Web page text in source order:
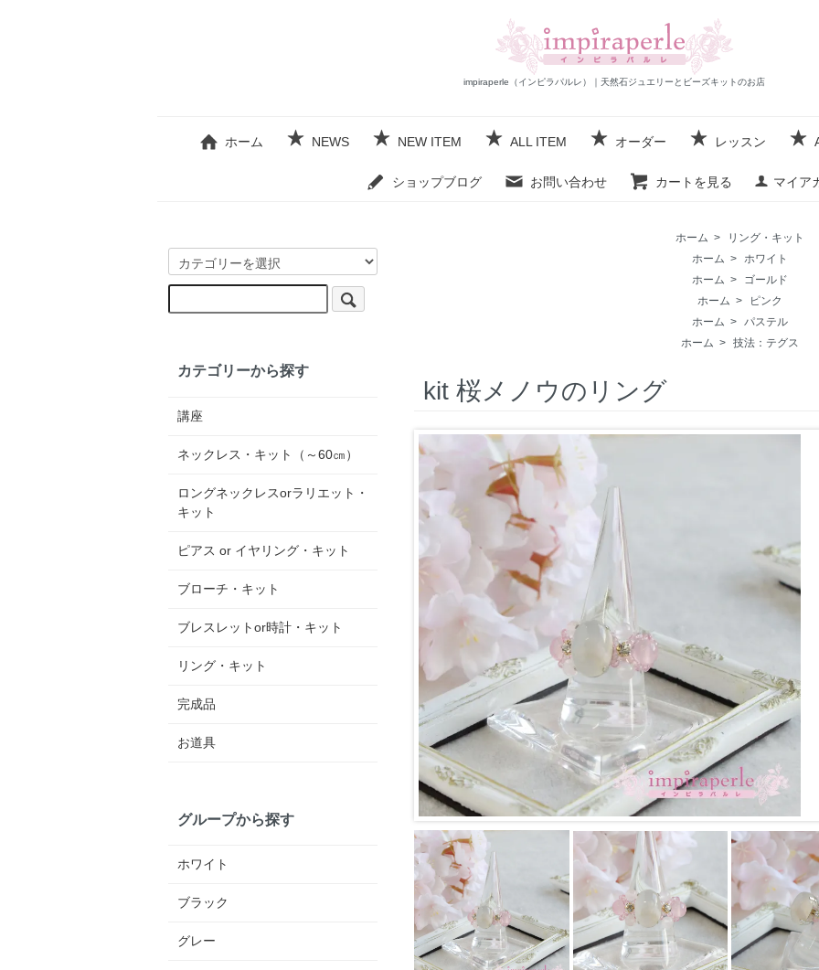
impiraperle（インピラパルレ）｜天然石ジュエリーとビーズキットのお店
ホーム NEWS NEW ITEM ALL ITEM オーダー レッスン
ショップブログ お問い合わせ カートを見る マイア
ホーム >
リング・キット
ホーム > ホワイト
ホーム >
ゴールド
ホーム >
ピンク
ホーム > パステル
ホーム > 技法：テグス
kit 桜メノウのリング
カテゴリーから探す
講座
ネックレス・キット（～60㎝）
ロングネックレスorラリエット・
キット
ピアス or イヤリング・キット
ブローチ・キット
ブレスレットor時計・キット
リング・キット
完成品
お道具
グループから探す
ホワイト
ブラック
グレー